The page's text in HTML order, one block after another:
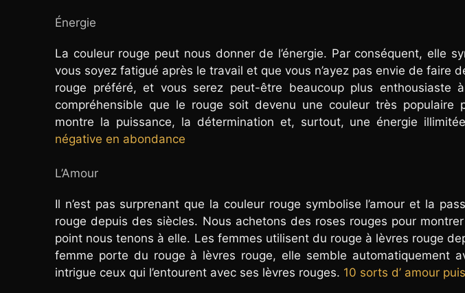
Énergie
La couleur rouge peut nous donner de l’énergie. Par conséquent, elle
vous soyez fatigué après le travail et que vous n’ayez pas envie de faire
rouge préféré, et vous serez peut-être beaucoup plus enthousiaste
compréhensible que le rouge soit devenu une couleur très populaire
montre la puissance, la détermination et, surtout, une énergie
négative en abondance
L’Amour
Il n’est pas surprenant que la couleur rouge symbolise l’amour et la
rouge depuis des siècles. Nous achetons des roses rouges pour
point nous tenons à elle. Les femmes utilisent du rouge à lèvres rouge
femme porte du rouge à lèvres rouge, elle semble automatiquement
intrigue ceux qui l’entourent avec ses lèvres rouges. 10 sorts d’ amour